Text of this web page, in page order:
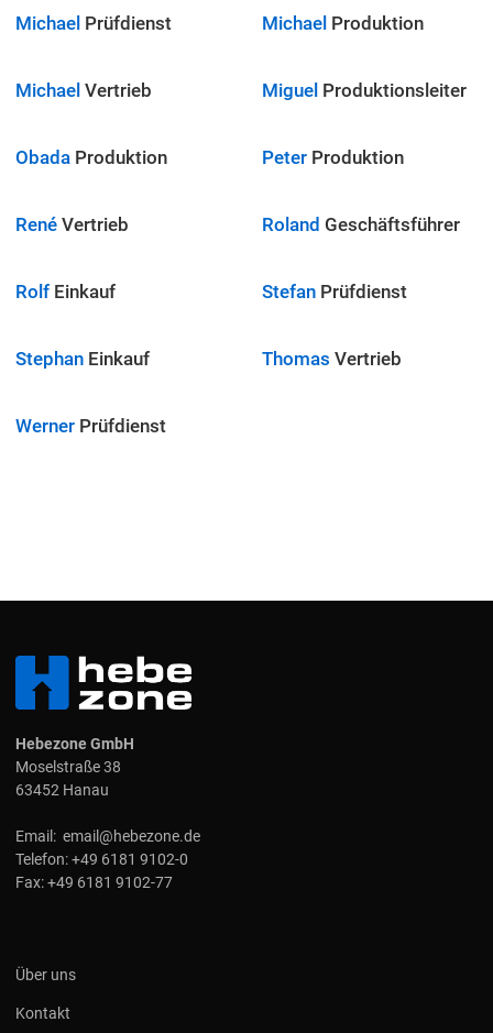
Michael Prüfdienst Michael Produktion
Michael Vertrieb Miguel Produktionsleiter
Obada Produktion Peter Produktion
René Vertrieb Roland Geschäftsführer
Rolf Einkauf Stefan Prüfdienst
Stephan Einkauf Thomas Vertrieb
Werner Prüfdienst
Hebezone GmbH
Moselstraße 38
63452 Hanau
Email: email@hebezone.de
Telefon:+49 6181 9102-0
Fax:+49 6181 9102-77
Über uns
Kontakt